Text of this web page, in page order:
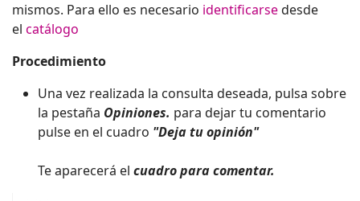
mismos. Para ello es necesario identificarsedesde
el catálogo
Procedimiento
Una vez realizada la consulta deseada, pulsa sobre
la pestaña Opiniones. para dejar tu comentario
pulse en el cuadro "Deja tu opinión"
Te aparecerá el cuadro para comentar.